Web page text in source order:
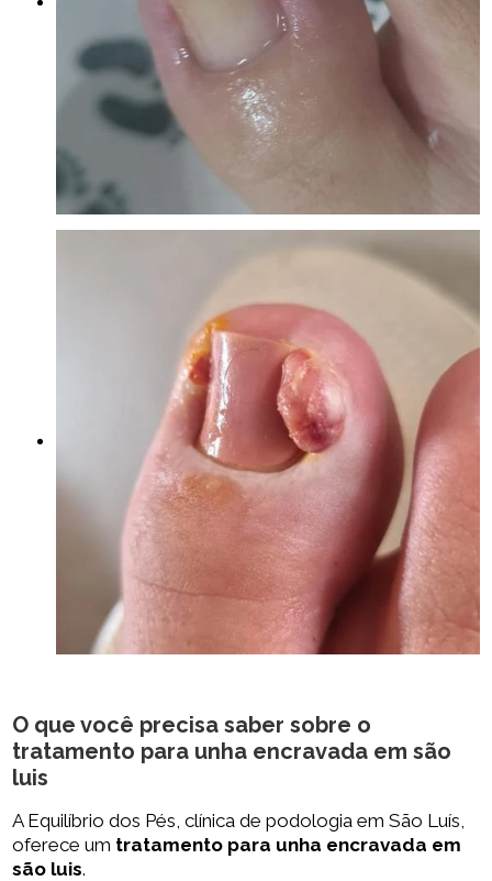
O que você precisa saber sobre o
tratamento para unha encravada em são
luis
A Equilíbrio dos Pés, clínica de podologia em São Luís,
oferece um tratamento para unha encravada em
são luis.